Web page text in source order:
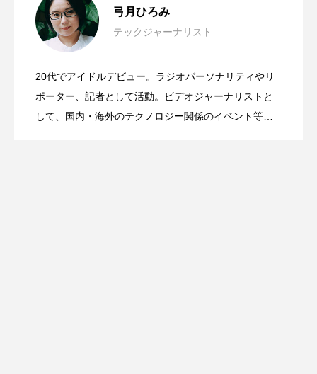
弓月ひろみ
テックジャーナリスト
20代でアイドルデビュー。ラジオパーソナリティやリ
ポーター、記者として活動。ビデオジャーナリストと
して、国内・海外のテクノロジー関係のイベント等を
#WWDC26
2026.06.03
ス＋ドッグが超可愛い！wokyis G7 / M5
2026.03.17 日本発・世界最小スマートウォッチ